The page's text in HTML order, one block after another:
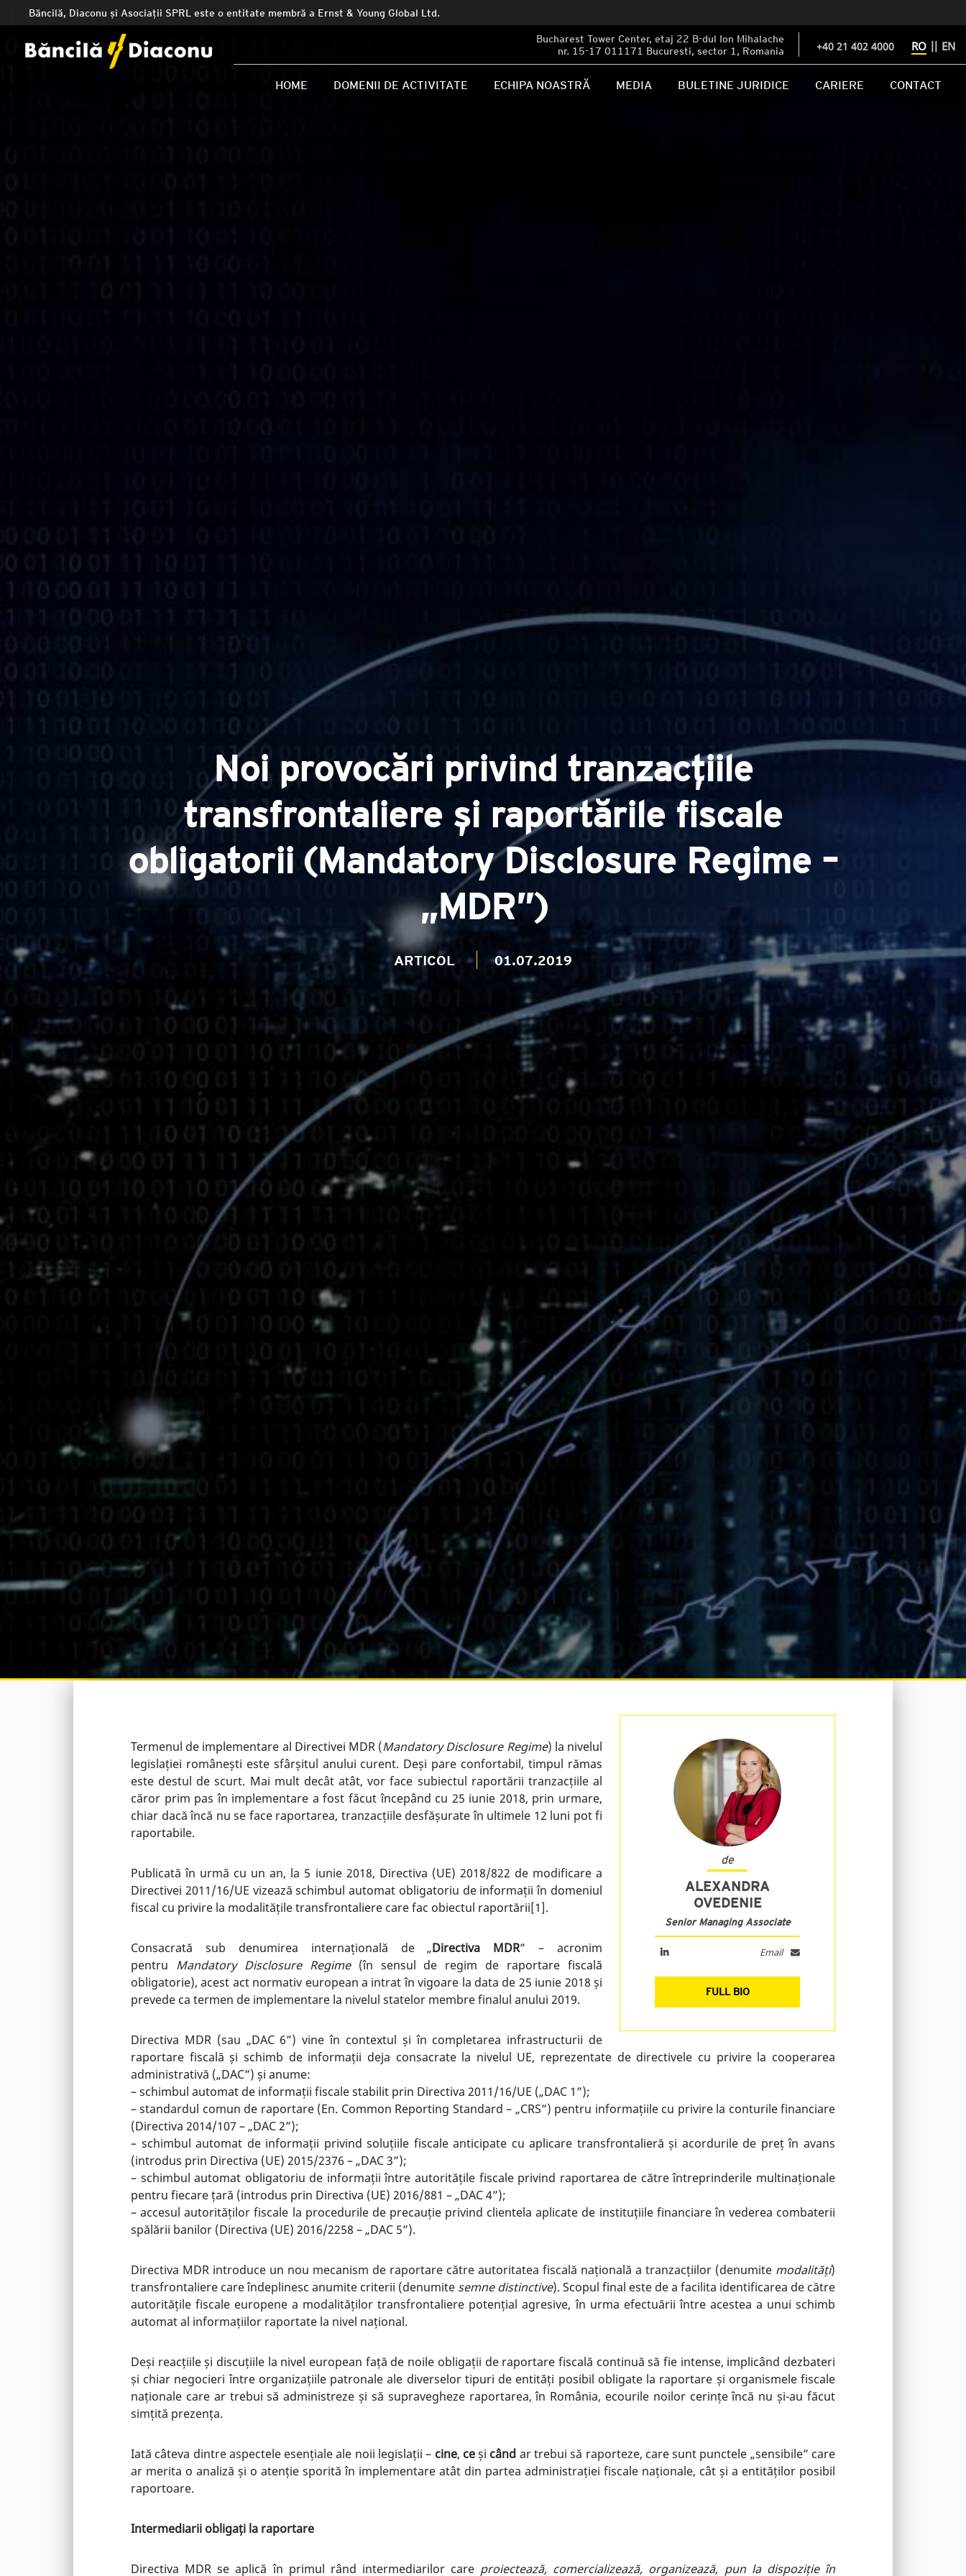
Băncilă, Diaconu și Asociații SPRL este o entitate membră a Ernst & Young Global Ltd.
Bucharest Tower Center, etaj 22 B-dul Ion Mihalache
nr. 15-17 011171 Bucuresti, sector 1, Romania
+40 21 402 4000 RO || EN
HOME DOMENII DE ACTIVITATE ECHIPA NOASTRĂ MEDIA BULETINE JURIDICE CARIERE CONTACT
Noi provocări privind tranzacțiile
transfrontaliere și raportările fiscale
obligatorii (Mandatory Disclosure Regime –
„MDR”)
ARTICOL 01.07.2019
de
ALEXANDRA
OVEDENIE
Senior Managing Associate
Email
FULL BIO
Termenul de implementare al Directivei MDR (Mandatory Disclosure Regime) la nivelul
legislației românești este sfârșitul anului curent. Deși pare confortabil, timpul rămas
este destul de scurt. Mai mult decât atât, vor face subiectul raportării tranzacțiile al
căror prim pas în implementare a fost făcut începând cu 25 iunie 2018, prin urmare,
chiar dacă încă nu se face raportarea, tranzacțiile desfășurate în ultimele 12 luni pot fi
raportabile.
Publicată în urmă cu un an, la 5 iunie 2018, Directiva (UE) 2018/822 de modificare a
Directivei 2011/16/UE vizează schimbul automat obligatoriu de informații în domeniul
fiscal cu privire la modalitățile transfrontaliere care fac obiectul raportării[1].
Consacrată sub denumirea internațională de „Directiva MDR” – acronim
pentru Mandatory Disclosure Regime (în sensul de regim de raportare fiscală
obligatorie), acest act normativ european a intrat în vigoare la data de 25 iunie 2018 și
prevede ca termen de implementare la nivelul statelor membre finalul anului 2019.
Directiva MDR (sau „DAC 6”) vine în contextul și în completarea infrastructurii de
raportare fiscală și schimb de informații deja consacrate la nivelul UE, reprezentate de directivele cu privire la cooperarea
administrativă („DAC”) și anume:
– schimbul automat de informații fiscale stabilit prin Directiva 2011/16/UE („DAC 1”);
– standardul comun de raportare (En. Common Reporting Standard – „CRS”) pentru informațiile cu privire la conturile financiare
(Directiva 2014/107 – „DAC 2”);
– schimbul automat de informații privind soluțiile fiscale anticipate cu aplicare transfrontalieră și acordurile de preț în avans
(introdus prin Directiva (UE) 2015/2376 – „DAC 3”);
– schimbul automat obligatoriu de informații între autoritățile fiscale privind raportarea de către întreprinderile multinaționale
pentru fiecare țară (introdus prin Directiva (UE) 2016/881 – „DAC 4”);
– accesul autorităților fiscale la procedurile de precauție privind clientela aplicate de instituțiile financiare în vederea combaterii
spălării banilor (Directiva (UE) 2016/2258 – „DAC 5”).
Directiva MDR introduce un nou mecanism de raportare către autoritatea fiscală națională a tranzacțiilor (denumite modalități)
transfrontaliere care îndeplinesc anumite criterii (denumite semne distinctive). Scopul final este de a facilita identificarea de către
autoritățile fiscale europene a modalităților transfrontaliere potențial agresive, în urma efectuării între acestea a unui schimb
automat al informațiilor raportate la nivel național.
Deși reacțiile și discuțiile la nivel european față de noile obligații de raportare fiscală continuă să fie intense, implicând dezbateri
și chiar negocieri între organizațiile patronale ale diverselor tipuri de entități posibil obligate la raportare și organismele fiscale
naționale care ar trebui să administreze și să supravegheze raportarea, în România, ecourile noilor cerințe încă nu și-au făcut
simțită prezența.
Iată câteva dintre aspectele esențiale ale noii legislații – cine, ceși când ar trebui să raporteze, care sunt punctele „sensibile” care
ar merita o analiză și o atenție sporită în implementare atât din partea administrației fiscale naționale, cât și a entităților posibil
raportoare.
Intermediarii obligați la raportare
Directiva MDR se aplică în primul rând intermediarilor care proiectează, comercializează, organizează, pun la dispoziție în